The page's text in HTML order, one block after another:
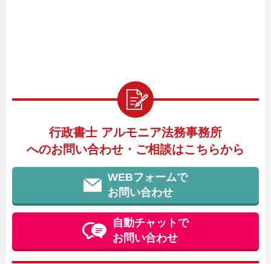
行政書士 アルモニア法務事務所
へのお問い合わせ・ご相談はこちらから
WEBフォームで
お問い合わせ
自動チャットで
お問い合わせ